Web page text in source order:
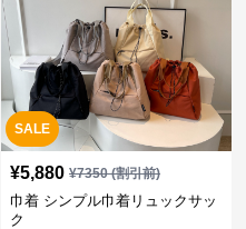
SALE
¥5,880 ¥7350(割引前)
巾着 シンプル巾着リュックサッ
ク